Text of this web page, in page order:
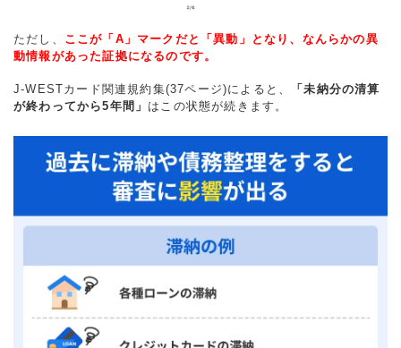
ただし、 ここが「A」マークだと「異動」となり、なんらかの異
動情報があった証拠になるのです。
J-WESTカード関連規約集(37ページ)によると、
「未納分の清算
が終わってから5年間」 はこの状態が続きます。